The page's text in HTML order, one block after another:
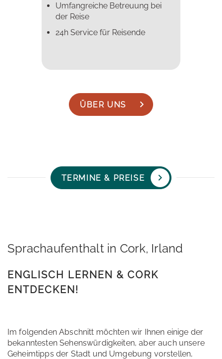
Umfangreiche Betreuung bei
der Reise
24h Service für Reisende
ÜBER UNS
TERMINE & PREISE
Sprachaufenthalt in Cork, Irland
ENGLISCH LERNEN & CORK
ENTDECKEN!
Im folgenden Abschnitt möchten wir Ihnen einige der
bekanntesten Sehenswürdigkeiten, aber auch unsere
Geheimtipps der Stadt und Umgebung vorstellen,